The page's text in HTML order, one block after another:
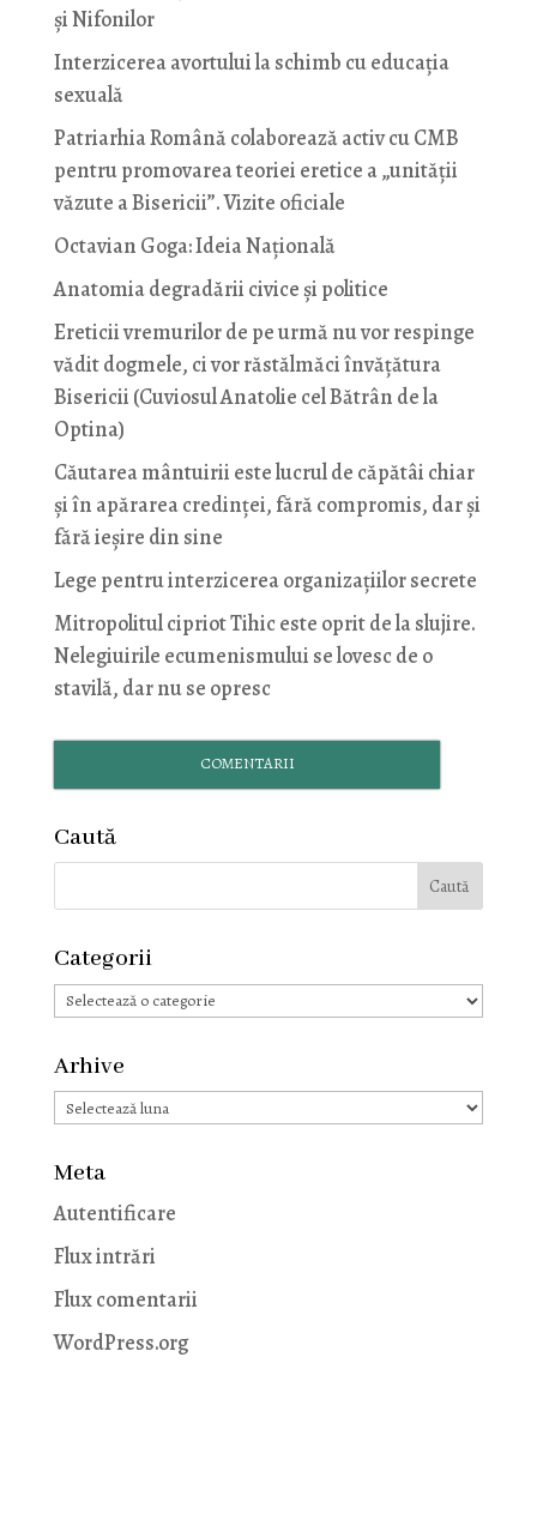
și Nifonilor
Interzicerea avortului la schimb cu educaţia
sexuală
Patriarhia Română colaborează activ cu CMB
pentru promovarea teoriei eretice a „unității
văzute a Bisericii”. Vizite oficiale
Octavian Goga: Ideia Naţională
Anatomia degradării civice și politice
Ereticii vremurilor de pe urmă nu vor respinge
vădit dogmele, ci vor răstălmăci învățătura
Bisericii (Cuviosul Anatolie cel Bătrân de la
Optina)
Căutarea mântuirii este lucrul de căpătâi chiar
și în apărarea credinței, fără compromis, dar și
fără ieșire din sine
Lege pentru interzicerea organizaţiilor secrete
Mitropolitul cipriot Tihic este oprit de la slujire.
Nelegiuirile ecumenismului se lovesc de o
stavilă, dar nu se opresc
COMENTARII
Caută
Categorii
Categorii
Arhive
Arhive
Meta
Autentificare
Flux intrări
Flux comentarii
WordPress.org